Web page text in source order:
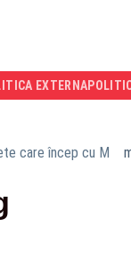
EXTERNA
care încep cu M